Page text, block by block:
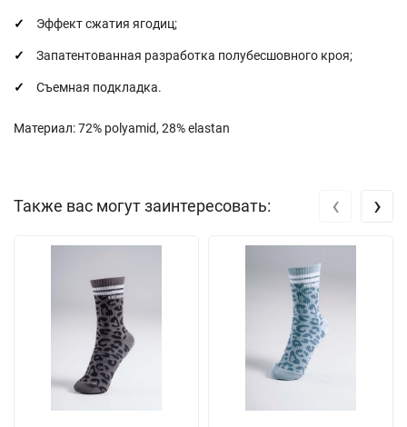
Эффект сжатия ягодиц;
Запатентованная разработка полубесшовного кроя;
Съемная подкладка.
Материал: 72% polyamid, 28% elastan
Также вас могут заинтересовать: ‹ ›